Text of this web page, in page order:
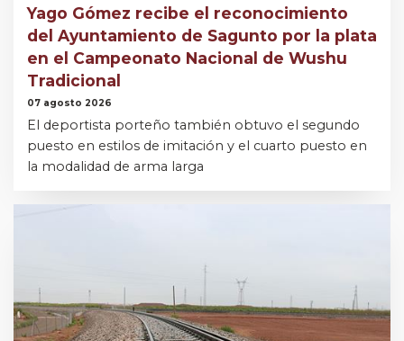
Yago Gómez recibe el reconocimiento
del Ayuntamiento de Sagunto por la plata
en el Campeonato Nacional de Wushu
Tradicional
07 agosto 2026
El deportista porteño también obtuvo el segundo
puesto en estilos de imitación y el cuarto puesto en
la modalidad de arma larga